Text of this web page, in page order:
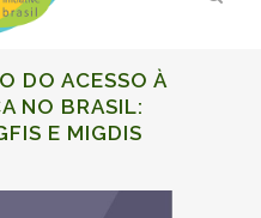
DO ACESSO À
NO BRASIL:
E MIGDIS